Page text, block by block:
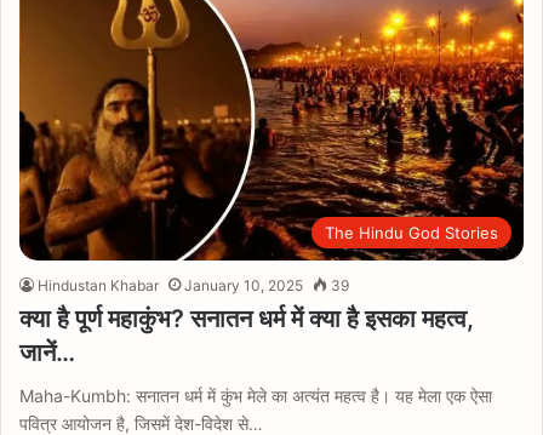
The Hindu God Stories
Hindustan Khabar January 10, 2025 39
क्या है पूर्ण महाकुंभ? सनातन धर्म में क्या है इसका महत्व,
जानें…
Maha-Kumbh: सनातन धर्म में कुंभ मेले का अत्यंत महत्व है। यह मेला एक ऐसा
पवित्र आयोजन है, जिसमें देश-विदेश से…